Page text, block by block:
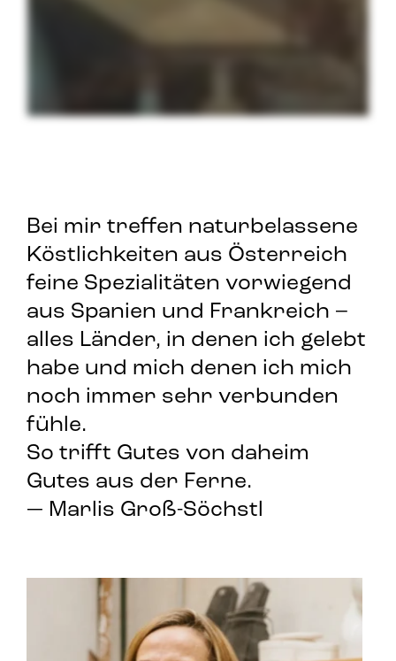
Bei mir treffen naturbelassene
Köstlichkeiten aus Österreich
feine Spezialitäten vorwiegend
aus Spanien und Frankreich –
alles Länder, in denen ich gelebt
habe und mich denen ich mich
noch immer sehr verbunden
fühle.
So trifft Gutes von daheim
Gutes aus der Ferne.
— Marlis Groß-Söchstl